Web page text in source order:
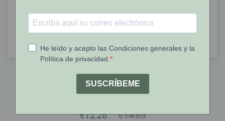
Ainara Gel Hidratante Vaginal 30g
€12.26 €14.65